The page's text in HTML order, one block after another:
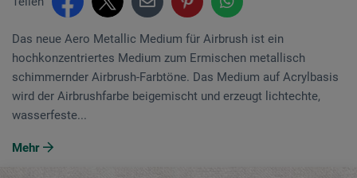
Das neue Aero Metallic Medium für Airbrush ist ein
hochkonzentriertes Medium zum Ermischen metallisch
schimmernder Airbrush-Farbtöne. Das Medium auf Acrylbasis
wird der Airbrushfarbe beigemischt und erzeugt lichtechte,
wasserfeste...
Mehr